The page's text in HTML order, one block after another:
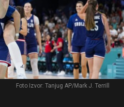
Foto Izvor: Tanjug AP/Mark J. Terrill